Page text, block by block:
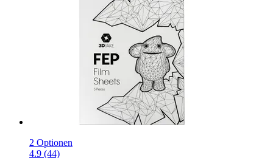
2 Optionen
4.9 (44)